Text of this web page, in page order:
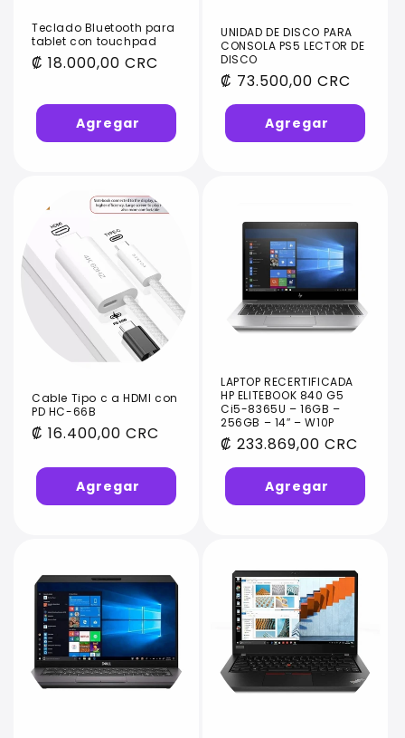
Teclado Bluetooth para
tablet con touchpad
Precio
₡ 18.000,00 CRC
UNIDAD DE DISCO PARA
CONSOLA PS5 LECTOR DE
DISCO
Precio
habitual
₡ 73.500,00 CRC
Cable Tipo c a HDMI con
PD HC-66B
Precio
₡ 16.400,00 CRC
LAPTOP RECERTIFICADA
HP ELITEBOOK 840 G5
Ci5-8365U – 16GB –
256GB – 14″ – W10P
Precio
habitual
₡ 233.869,00 CRC